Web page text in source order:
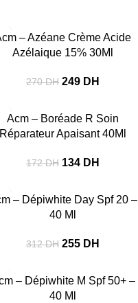
– Azéane Crème Acide
Azélaique 15% 30Ml
270DH 249 DH
Acm – Boréade R Soin
Réparateur Apaisant 40Ml
172DH 134 DH
– Dépiwhite Day Spf 20 –
40 Ml
312DH 255 DH
– Dépiwhite M Spf 50+ –
40 Ml